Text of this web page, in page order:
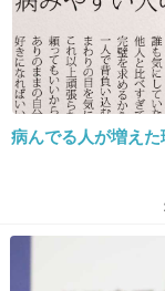
独り暮らしで特に
親や友人、当時片
続々と花束が届い
晴れてとても暖か
独りの二十歳の
病んでる人が増えた